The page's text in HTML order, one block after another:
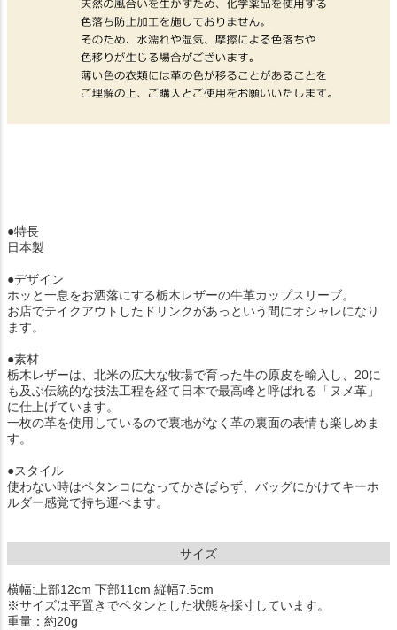
●特長
日本製
●デザイン
ホッと一息をお洒落にする栃木レザーの牛革カップスリーブ。
お店でテイクアウトしたドリンクがあっという間にオシャレになり
ます。
●素材
栃木レザーは、北米の広大な牧場で育った牛の原皮を輸入し、20に
も及ぶ伝統的な技法工程を経て日本で最高峰と呼ばれる「ヌメ革」
に仕上げています。
一枚の革を使用しているので裏地がなく革の裏面の表情も楽しめま
す。
●スタイル
使わない時はペタンコになってかさばらず、バッグにかけてキーホ
ルダー感覚で持ち運べます。
サイズ
横幅:上部12cm 下部11cm 縦幅7.5cm
※サイズは平置きでペタンとした状態を採寸しています。
重量：約20g